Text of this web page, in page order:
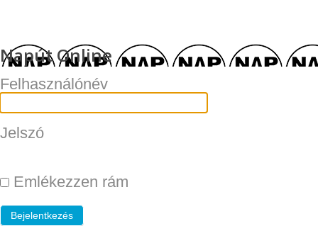
Napút Online
Felhasználónév
Jelszó
Emlékezzen rám